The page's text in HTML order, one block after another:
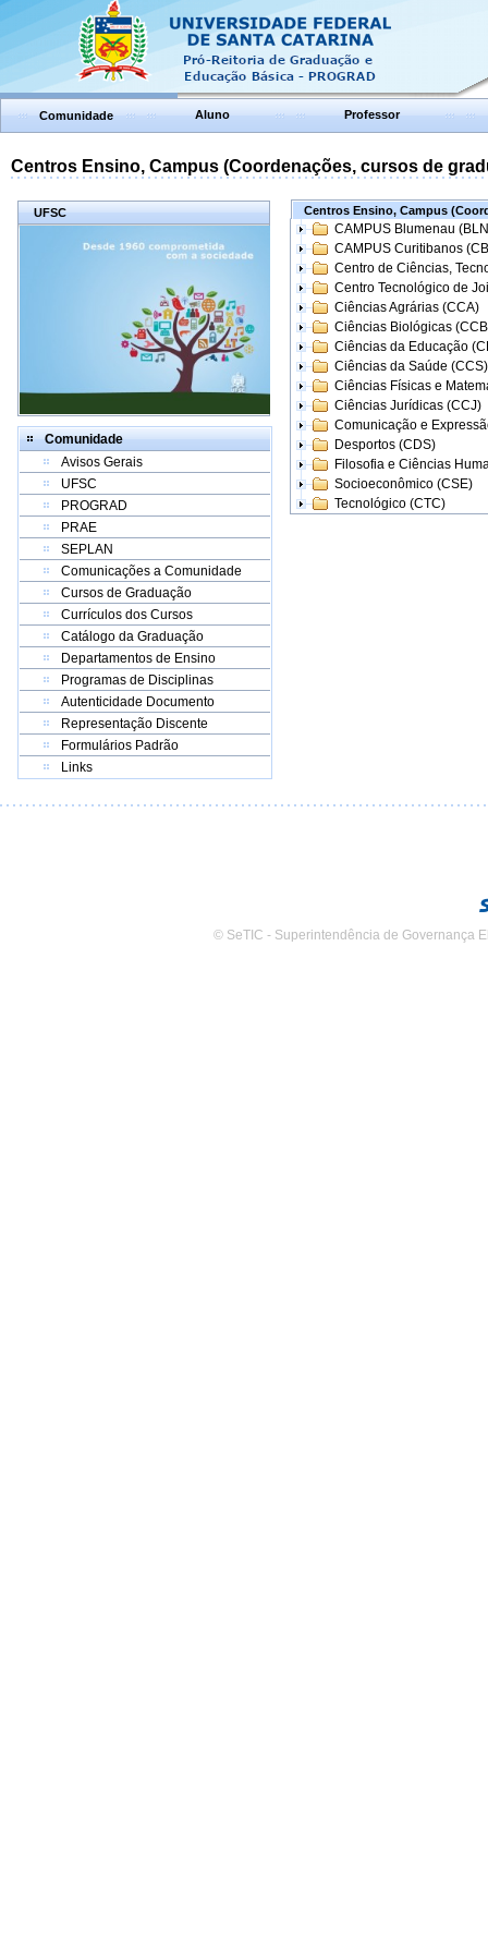
Comunidade Aluno Professor
Centros Ensino, Campus (Coordenações, cursos de
UFSC
Comunidade
Avisos Gerais
UFSC
PROGRAD
PRAE
SEPLAN
Comunicações a Comunidade
Cursos de Graduação
Currículos dos Cursos
Catálogo da Graduação
Departamentos de Ensino
Programas de Disciplinas
Autenticidade Documento
Representação Discente
Formulários Padrão
Links
Centros Ensino, Campus
CAMPUS Blumenau
CAMPUS Curitibanos
Centro de Ciências,
Centro Tecnológico de
Ciências Agrárias (CCA)
Ciências Biológicas
Ciências da Educação
Ciências da Saúde (CCS)
Ciências Físicas e
Ciências Jurídicas (CCJ)
Comunicação e
Desportos (CDS)
Filosofia e Ciências
Socioeconômico (CSE)
Tecnológico (CTC)
© SeTIC - Superintendência de Governança